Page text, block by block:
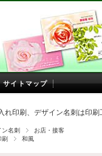
サイトマップ
れ印刷、デザイン名刺は印
ン名刺
お店・接客
刷
和風